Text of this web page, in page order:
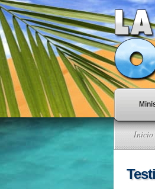
Inicio